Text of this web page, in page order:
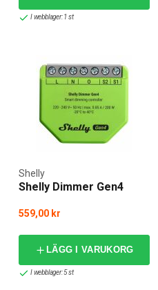
I webblager: 1 st
Shelly Dimmer Gen4
Shelly
559,00 kr
LÄGG I VARUKORG
I webblager: 5 st